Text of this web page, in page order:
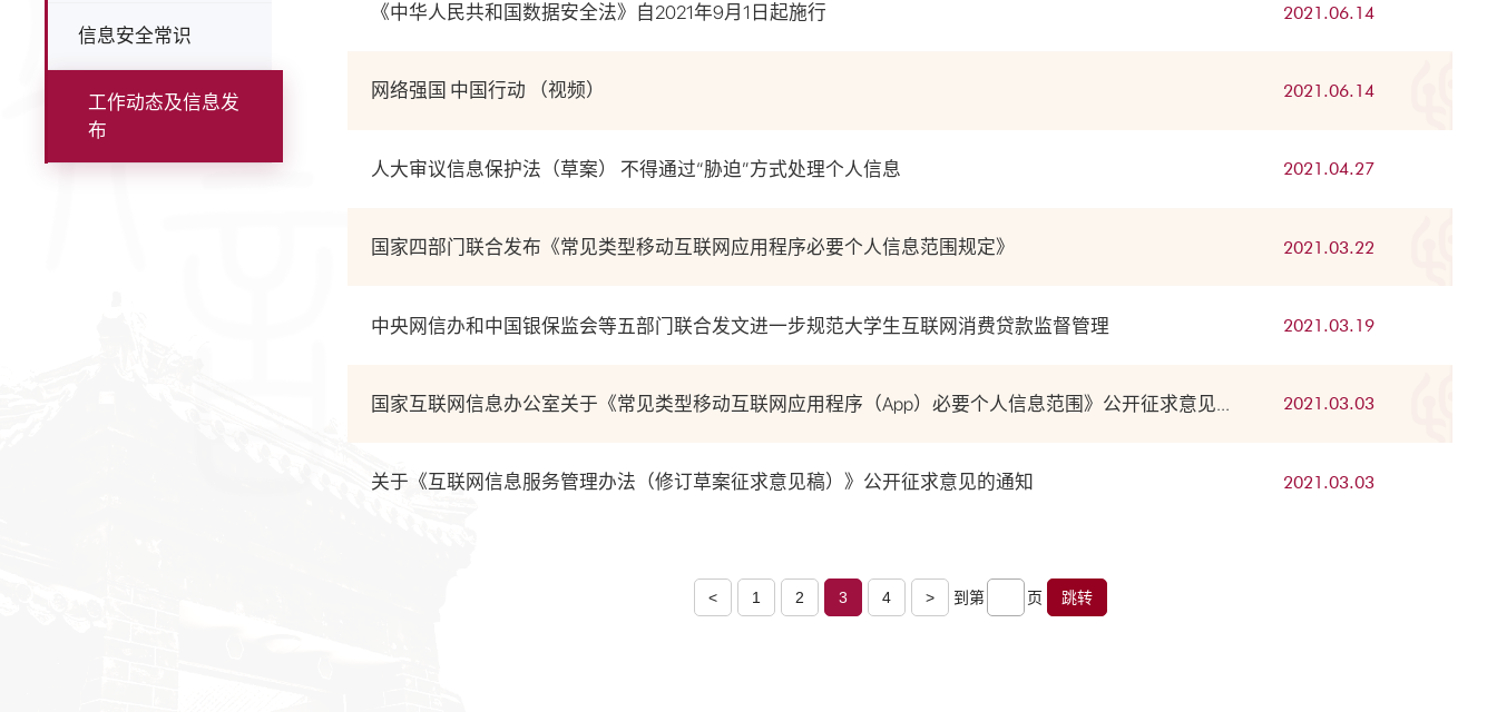
信息安全常识
工作动态及信息发
布
《中华人民共和国数据安全法》自2021年9月1日起施行 2021.06.14
网络强国 中国行动 （视频） 2021.06.14
人大审议信息保护法（草案） 不得通过“胁迫”方式处理个人信息 2021.04.27
国家四部门联合发布《常见类型移动互联网应用程序必要个人信息范围规定》 2021.03.22
中央网信办和中国银保监会等五部门联合发文进一步规范大学生互联网消费贷款监督管理 2021.03.19
国家互联网信息办公室关于《常见类型移动互联网应用程序（App）必要个人信息范围》公开征求意见的通知 2021.03.03
关于《互联网信息服务管理办法（修订草案征求意见稿）》公开征求意见的通知 2021.03.03
< 1 2 3 4 > 到第 页 跳转